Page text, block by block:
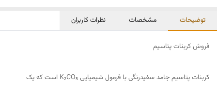
توضیحات مشخصات نظرات کاربران
فروش کربنات پتاسیم
کربنات پتاسیم جامد سفیدرنگی با فرمول شیمیایی K₂CO₃ است که یک